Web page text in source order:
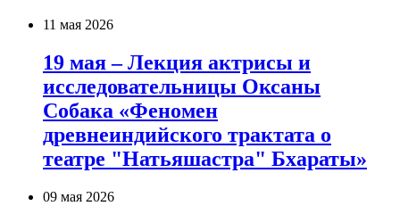
11 мая 2026
19 мая – Лекция актрисы и
исследовательницы Оксаны
Собака «Феномен
древнеиндийского трактата о
театре "Натьяшастра" Бхараты»
09 мая 2026